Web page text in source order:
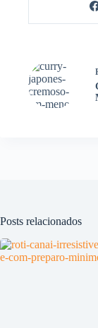
Posts relacionados